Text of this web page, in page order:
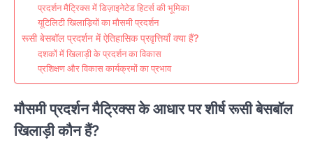
प्रदर्शन मैट्रिक्स में डिज़ाइनेटेड हिटर्स की भूमिका
यूटिलिटी खिलाड़ियों का मौसमी प्रदर्शन
रूसी बेसबॉल प्रदर्शन में ऐतिहासिक प्रवृत्तियाँ क्या हैं?
दशकों में खिलाड़ी के प्रदर्शन का विकास
प्रशिक्षण और विकास कार्यक्रमों का प्रभाव
मौसमी प्रदर्शन मैट्रिक्स के आधार पर शीर्ष रूसी बेसबॉल
खिलाड़ी कौन हैं?